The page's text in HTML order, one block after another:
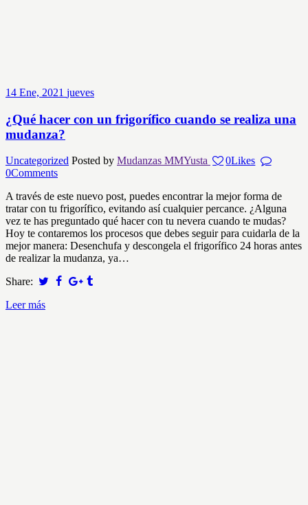
14 Ene, 2021 jueves
¿Qué hacer con un frigorífico cuando se realiza una
mudanza?
Uncategorized Posted by Mudanzas MMYusta 0Likes
0Comments
A través de este nuevo post, puedes encontrar la mejor forma de
tratar con tu frigorífico, evitando así cualquier percance. ¿Alguna
vez te has preguntado qué hacer con tu nevera cuando te mudas?
Hoy te contaremos los procesos que debes seguir para cuidarla de la
mejor manera: Desenchufa y descongela el frigorífico 24 horas antes
de realizar la mudanza, ya…
Share:
Leer más